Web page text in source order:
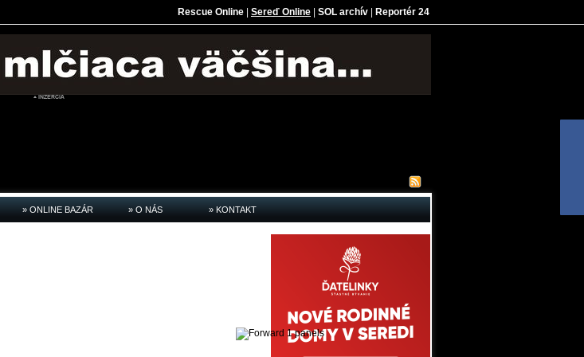
Rescue Online Sereď Online SOL archív Reportér 24
» ONLINE BAZÁR » O NÁS » KONTAKT